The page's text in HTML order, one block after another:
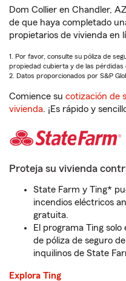
Dom Collier en Chandler,
de que haya completado
propietarios de vivienda en
1. Por favor, consulte su póliza de
propiedad cubierta y de las pérdidas
2. Datos proporcionados por S&P
Comience su cotización de
vivienda. ¡Es rápido y
Proteja su vivienda
State Farm y Ting*
incendios eléctricos
gratuita.
El programa Ting
de póliza de seguro
inquilinos de State
Explora Ting